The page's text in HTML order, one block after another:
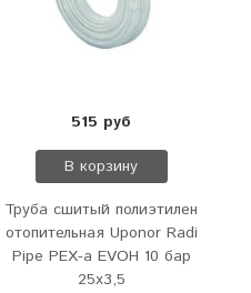
515 руб
В корзину
Труба сшитый полиэтилен
отопительная Uponor Radi
Pipe PEX-a EVOH 10 бар
25х3,5